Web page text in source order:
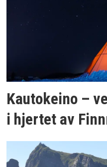
Kautokeino –
i hjertet av